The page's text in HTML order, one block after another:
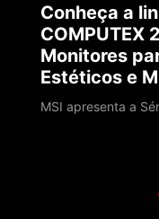
Conheça a
COMPUTEX
Monitores
Estéticos e